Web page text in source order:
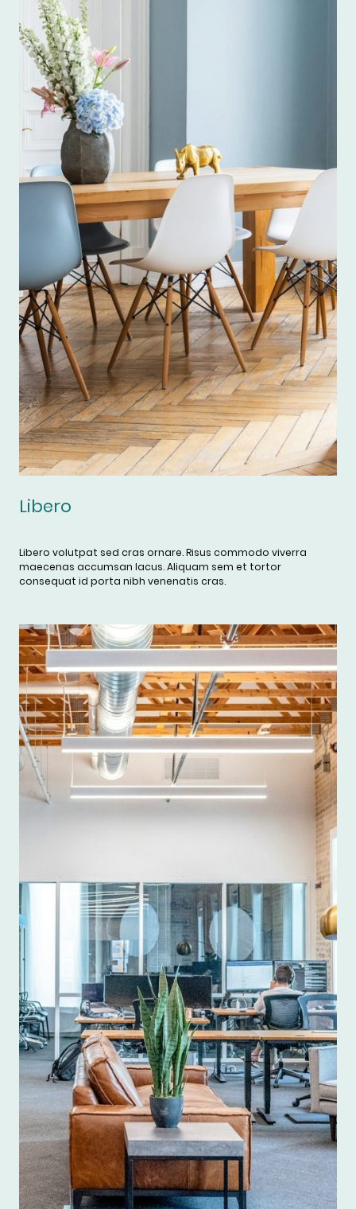
Libero
Libero volutpat sed cras ornare. Risus commodo viverra
maecenas accumsan lacus. Aliquam sem et tortor
consequat id porta nibh venenatis cras.